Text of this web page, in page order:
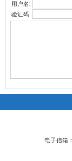
用户名:
验证码:
电子信箱：